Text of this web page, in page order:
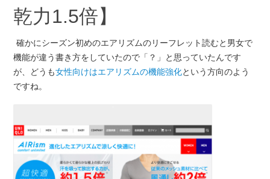
乾力1.5倍】
確かにシーズン初めのエアリズムのリーフレット読むと男女で
機能が違う書き方をしていたので「？」と思っていたんです
が、どうも女性向けはエアリズムの機能強化という方向のよう
ですね。